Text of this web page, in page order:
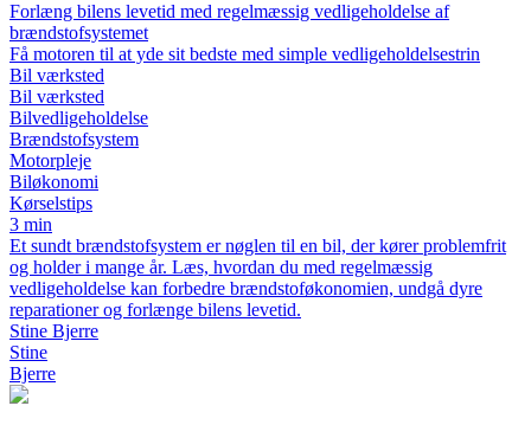
Forlæng bilens levetid med regelmæssig vedligeholdelse af
brændstofsystemet
Få motoren til at yde sit bedste med simple vedligeholdelsestrin
Bil værksted
Bil værksted
Bilvedligeholdelse
Brændstofsystem
Motorpleje
Biløkonomi
Kørselstips
3 min
Et sundt brændstofsystem er nøglen til en bil, der kører problemfrit
og holder i mange år. Læs, hvordan du med regelmæssig
vedligeholdelse kan forbedre brændstoføkonomien, undgå dyre
reparationer og forlænge bilens levetid.
Stine Bjerre
Stine
Bjerre